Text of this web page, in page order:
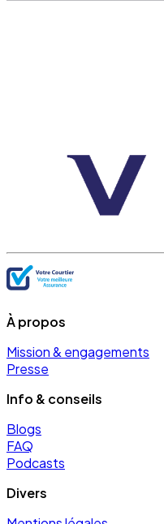
À propos
Mission & engagements
Presse
Info & conseils
Blogs
FAQ
Podcasts
Divers